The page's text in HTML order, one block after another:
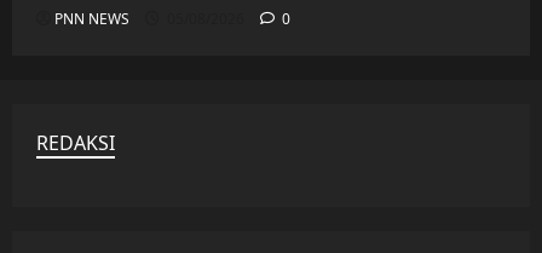
PNN NEWS 0
REDAKSI